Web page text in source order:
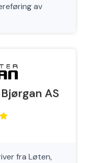
av
AS
fra Løten,